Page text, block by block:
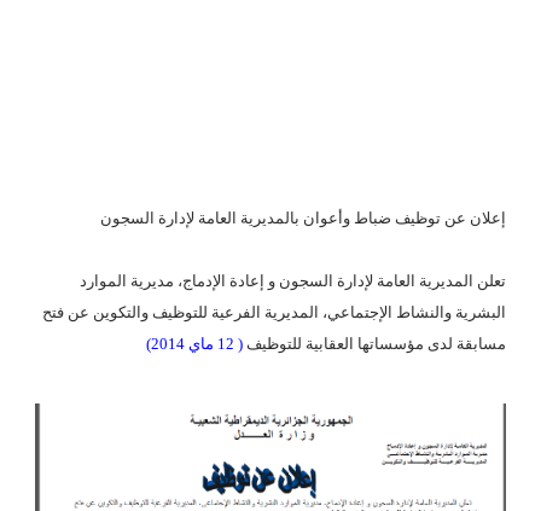
إعلان عن توظيف ضباط وأعوان بالمديرية العامة لإدارة السجون
تعلن المديرية العامة لإدارة السجون و إعادة الإدماج، مديرية الموارد
البشرية والنشاط الإجتماعي، المديرية الفرعية للتوظيف والتكوين عن فتح
مسابقة لدى مؤسساتها العقابية للتوظيف ( 12 ماي 2014)